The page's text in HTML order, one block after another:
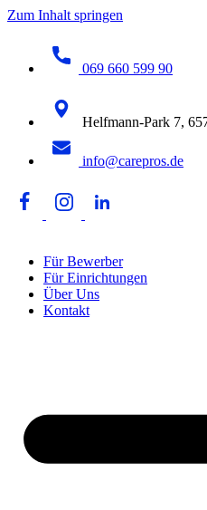
Zum Inhalt springen
069 660 599 90
Helfmann-Park 7,
info@carepros.de
Für Bewerber
Für Einrichtungen
Über Uns
Kontakt